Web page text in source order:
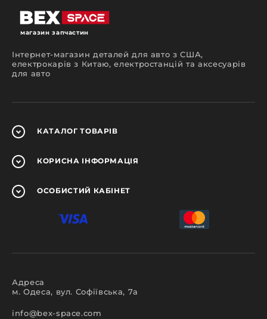
магазин запчастин
Інтернет-магазин деталей для авто з США,
електрокарів з Китаю, електростанцій та аксесуарів
для авто
КАТАЛОГ ТОВАРІВ
КОРИСНА ІНФОРМАЦІЯ
ОСОБИСТИЙ КАБІНЕТ
Адреса
м. Одеса, вул. Софіївська, 7а
info@bex-space.com